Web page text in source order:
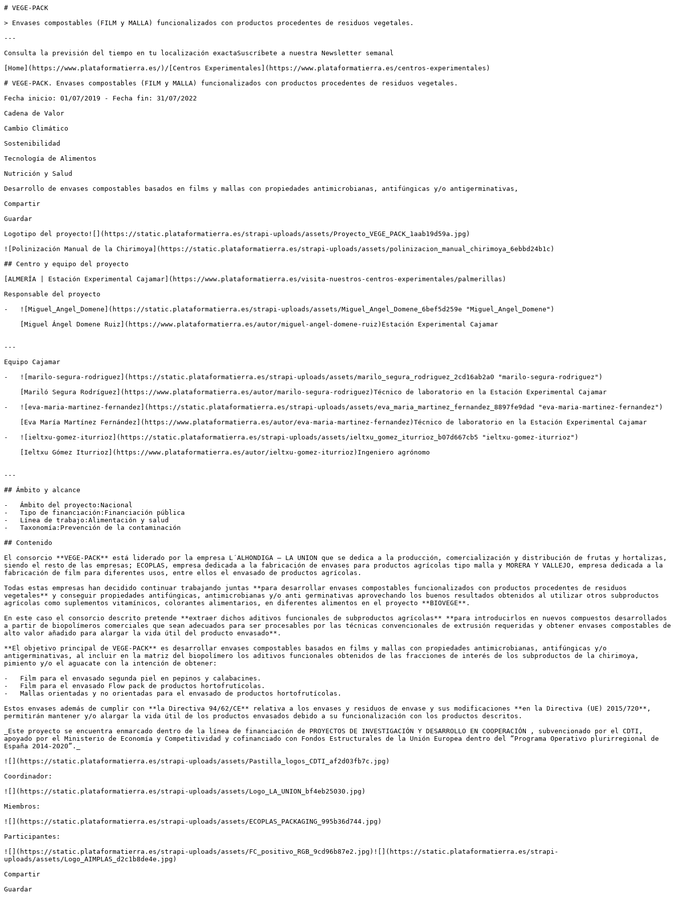
# VEGE-PACK
> Envases compostables (FILM y MALLA) funcionalizados con productos procedentes de residuos vegetales.
---
Consulta la previsión del tiempo en tu localización exactaSuscríbete a nuestra Newsletter semanal
[Home](https://www.plataformatierra.es/)/[Centros Experimentales](https://www.plataformatierra.es/centros-experimentales)
# VEGE-PACK. Envases compostables (FILM y MALLA) funcionalizados con productos procedentes de residuos vegetales.
Fecha inicio: 01/07/2019 - Fecha fin: 31/07/2022
Cadena de Valor
Cambio Climático
Sostenibilidad
Tecnología de Alimentos
Nutrición y Salud
Desarrollo de envases compostables basados en films y mallas con propiedades antimicrobianas, antifúngicas y/o antigerminativas,
Compartir
Guardar
Logotipo del proyecto![](https://static.plataformatierra.es/strapi-uploads/assets/Proyecto_VEGE_PACK_1aab19d59a.jpg)
![Polinización Manual de la Chirimoya](https://static.plataformatierra.es/strapi-uploads/assets/polinizacion_manual_chirimoya_6ebbd24b1c)
## Centro y equipo del proyecto
[ALMERÍA | Estación Experimental Cajamar](https://www.plataformatierra.es/visita-nuestros-centros-experimentales/palmerillas)
Responsable del proyecto
-   ![Miguel_Angel_Domene](https://static.plataformatierra.es/strapi-uploads/assets/Miguel_Angel_Domene_6bef5d259e "Miguel_Angel_Domene")
---
Equipo Cajamar
-   ![marilo-segura-rodriguez](https://static.plataformatierra.es/strapi-uploads/assets/marilo_segura_rodriguez_2cd16ab2a0 "marilo-segura-rodriguez")
-   ![eva-maria-martinez-fernandez](https://static.plataformatierra.es/strapi-uploads/assets/eva_maria_martinez_fernandez_8897fe9dad "eva-maria-martinez-fernandez")
-   ![ieltxu-gomez-iturrioz](https://static.plataformatierra.es/strapi-uploads/assets/ieltxu_gomez_iturrioz_b07d667cb5 "ieltxu-gomez-iturrioz")
---
## Ámbito y alcance
-   Ámbito del proyecto:Nacional
-   Tipo de financiación:Financiación pública
-   Línea de trabajo:Alimentación y salud
-   Taxonomía:Prevención de la contaminación
## Contenido
El consorcio **VEGE-PACK** está liderado por la empresa L´ALHONDIGA – LA UNION que se dedica a la producción, comercialización y distribución de frutas y hortalizas,
siendo el resto de las empresas; ECOPLAS, empresa dedicada a la fabricación de envases para productos agrícolas tipo malla y MORERA Y VALLEJO, empresa dedicada a la
fabricación de film para diferentes usos, entre ellos el envasado de productos agrícolas.
Todas estas empresas han decidido continuar trabajando juntas **para desarrollar envases compostables funcionalizados con productos procedentes de residuos
vegetales** y conseguir propiedades antifúngicas, antimicrobianas y/o anti germinativas aprovechando los buenos resultados obtenidos al utilizar otros subproductos
agrícolas como suplementos vitamínicos, colorantes alimentarios, en diferentes alimentos en el proyecto **BIOVEGE**.
En este caso el consorcio descrito pretende **extraer dichos aditivos funcionales de subproductos agrícolas** **para introducirlos en nuevos compuestos desarrollados
a partir de biopolímeros comerciales que sean adecuados para ser procesables por las técnicas convencionales de extrusión requeridas y obtener envases compostables de
alto valor añadido para alargar la vida útil del producto envasado**.
**El objetivo principal de VEGE-PACK** es desarrollar envases compostables basados en films y mallas con propiedades antimicrobianas, antifúngicas y/o
antigerminativas, al incluir en la matriz del biopolímero los aditivos funcionales obtenidos de las fracciones de interés de los subproductos de la chirimoya,
pimiento y/o el aguacate con la intención de obtener:
-   Film para el envasado segunda piel en pepinos y calabacines.
-   Film para el envasado Flow pack de productos hortofrutícolas.
-   Mallas orientadas y no orientadas para el envasado de productos hortofrutícolas.
Estos envases además de cumplir con **la Directiva 94/62/CE** relativa a los envases y residuos de envase y sus modificaciones **en la Directiva (UE) 2015/720**,
permitirán mantener y/o alargar la vida útil de los productos envasados debido a su funcionalización con los productos descritos.
_Este proyecto se encuentra enmarcado dentro de la línea de financiación de PROYECTOS DE INVESTIGACIÓN Y DESARROLLO EN COOPERACIÓN , subvencionado por el CDTI,
apoyado por el Ministerio de Economía y Competitividad y cofinanciado con Fondos Estructurales de la Unión Europea dentro del “Programa Operativo plurirregional de
España 2014-2020”._
![](https://static.plataformatierra.es/strapi-uploads/assets/Pastilla_logos_CDTI_af2d03fb7c.jpg)
Coordinador:
![](https://static.plataformatierra.es/strapi-uploads/assets/Logo_LA_UNION_bf4eb25030.jpg)
Miembros:
![](https://static.plataformatierra.es/strapi-uploads/assets/ECOPLAS_PACKAGING_995b36d744.jpg)
Participantes:
![](https://static.plataformatierra.es/strapi-uploads/assets/FC_positivo_RGB_9cd96b87e2.jpg)![](https://static.plataformatierra.es/strapi-
uploads/assets/Logo_AIMPLAS_d2c1b8de4e.jpg)
Compartir
Guardar